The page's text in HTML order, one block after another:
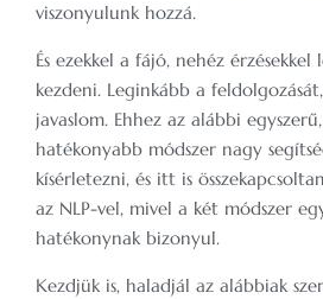
viszonyulunk hozzá.
És ezekkel a fájó, nehéz
kezdeni. Leginkább a
javaslom. Ehhez az alábbi
hatékonyabb módszer nagy
kísérletezni, és itt is
az NLP-vel, mivel a két módszer
hatékonynak bizonyul.
Kezdjük is, haladjál az alábbiak